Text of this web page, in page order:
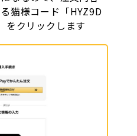
猫様コード「HYZ9D
をクリックします